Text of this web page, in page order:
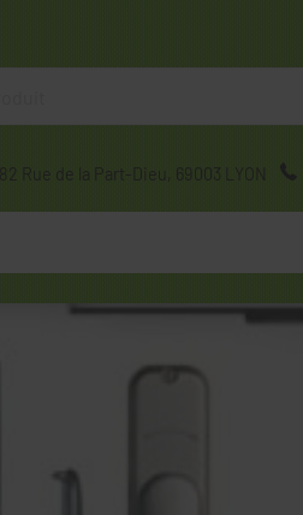
82 Rue de la Part-Dieu, 69003 LYON